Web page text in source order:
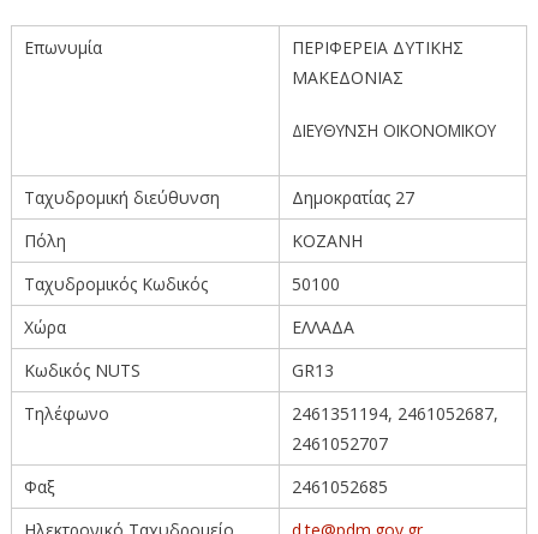
Επωνυμία
ΠΕΡΙΦΕΡΕΙΑ ΔΥΤΙΚΗΣ
ΜΑΚΕΔΟΝΙΑΣ
ΔΙΕΥΘΥΝΣΗ ΟΙΚΟΝΟΜΙΚΟΥ
Ταχυδρομική διεύθυνση
Δημοκρατίας 27
Πόλη
ΚΟΖΑΝΗ
Ταχυδρομικός Κωδικός
50100
Χώρα
ΕΛΛΑΔΑ
Κωδικός ΝUTS
GR13
Τηλέφωνο
2461351194, 2461052687,
2461052707
Φαξ
2461052685